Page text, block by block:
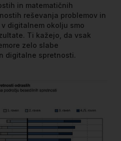
in matematičnih
reševanja problemov in
digitalnem okolju smo
Ti kažejo, da vsak
zelo slabe
digitalne spretnosti.